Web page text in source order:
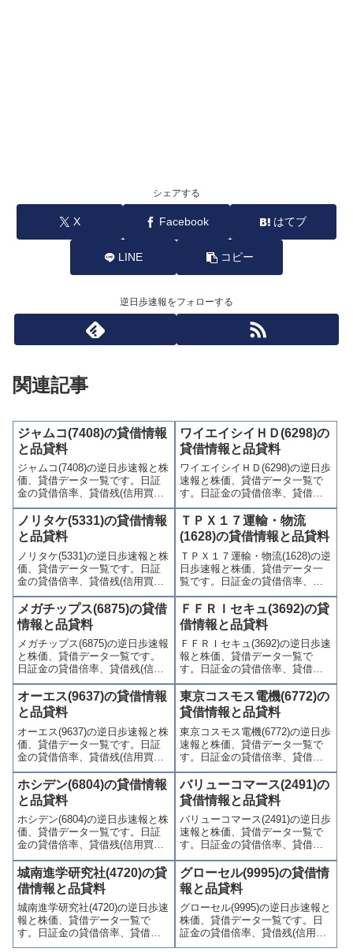
シェアする
X Facebook はてブ
LINE コピー
逆日歩速報をフォローする
関連記事
ジャムコ(7408)の貸借情報
と品貸料
ジャムコ(7408)の逆日歩速報と株
価、貸借データ一覧です。日証
金の貸借倍率、貸借残(信用買
残、信用売残)、品貸料(逆日
歩)、東証の週末残高、規制(注意
喚起・申込停止)など、空売り関
連情報を集計し、図解でわかり
やすくまとめて掲載していま
す。
ワイエイシイＨＤ(6298)の
貸借情報と品貸料
ワイエイシイＨＤ(6298)の逆日歩
速報と株価、貸借データ一覧で
す。日証金の貸借倍率、貸借残
(信用買残、信用売残)、品貸料
(逆日歩)、東証の週末残高、規制
(注意喚起・申込停止)など、空売
り関連情報を集計し、図解でわ
かりやすくまとめて掲載してい
ます。
ノリタケ(5331)の貸借情報
と品貸料
ノリタケ(5331)の逆日歩速報と株
価、貸借データ一覧です。日証
金の貸借倍率、貸借残(信用買
残、信用売残)、品貸料(逆日
歩)、東証の週末残高、規制(注意
喚起・申込停止)など、空売り関
連情報を集計し、図解でわかり
やすくまとめて掲載していま
す。
ＴＰＸ１７運輸・物流
(1628)の貸借情報と品貸料
ＴＰＸ１７運輸・物流(1628)の逆
日歩速報と株価、貸借データ一
覧です。日証金の貸借倍率、貸
借残(信用買残、信用売残)、品貸
料(逆日歩)、東証の週末残高、規
制(注意喚起・申込停止)など、空
売り関連情報を集計し、図解で
わかりやすくまとめて掲載して
います。
メガチップス(6875)の貸借
情報と品貸料
メガチップス(6875)の逆日歩速報
と株価、貸借データ一覧です。
日証金の貸借倍率、貸借残(信用
買残、信用売残)、品貸料(逆日
歩)、東証の週末残高、規制(注意
喚起・申込停止)など、空売り関
連情報を集計し、図解でわかり
やすくまとめて掲載していま
す。
ＦＦＲＩセキュ(3692)の貸
借情報と品貸料
ＦＦＲＩセキュ(3692)の逆日歩速
報と株価、貸借データ一覧で
す。日証金の貸借倍率、貸借残
(信用買残、信用売残)、品貸料
(逆日歩)、東証の週末残高、規制
(注意喚起・申込停止)など、空売
り関連情報を集計し、図解でわ
かりやすくまとめて掲載してい
ます。
オーエス(9637)の貸借情報
と品貸料
オーエス(9637)の逆日歩速報と株
価、貸借データ一覧です。日証
金の貸借倍率、貸借残(信用買
残、信用売残)、品貸料(逆日
歩)、東証の週末残高、規制(注意
喚起・申込停止)など、空売り関
連情報を集計し、図解でわかり
やすくまとめて掲載していま
す。
東京コスモス電機(6772)の
貸借情報と品貸料
東京コスモス電機(6772)の逆日歩
速報と株価、貸借データ一覧で
す。日証金の貸借倍率、貸借残
(信用買残、信用売残)、品貸料
(逆日歩)、東証の週末残高、規制
(注意喚起・申込停止)など、空売
り関連情報を集計し、図解でわ
かりやすくまとめて掲載してい
ます。
ホシデン(6804)の貸借情報
と品貸料
ホシデン(6804)の逆日歩速報と株
価、貸借データ一覧です。日証
金の貸借倍率、貸借残(信用買
残、信用売残)、品貸料(逆日
歩)、東証の週末残高、規制(注意
喚起・申込停止)など、空売り関
連情報を集計し、図解でわかり
やすくまとめて掲載していま
す。
バリューコマース(2491)の
貸借情報と品貸料
バリューコマース(2491)の逆日歩
速報と株価、貸借データ一覧で
す。日証金の貸借倍率、貸借残
(信用買残、信用売残)、品貸料
(逆日歩)、東証の週末残高、規制
(注意喚起・申込停止)など、空売
り関連情報を集計し、図解でわ
かりやすくまとめて掲載してい
ます。
城南進学研究社(4720)の貸
借情報と品貸料
城南進学研究社(4720)の逆日歩速
報と株価、貸借データ一覧で
す。日証金の貸借倍率、貸借残
(信用買残、信用売残)、品貸料
グローセル(9995)の貸借情
報と品貸料
グローセル(9995)の逆日歩速報と
株価、貸借データ一覧です。日
証金の貸借倍率、貸借残(信用買
残、信用売残)、品貸料(逆日